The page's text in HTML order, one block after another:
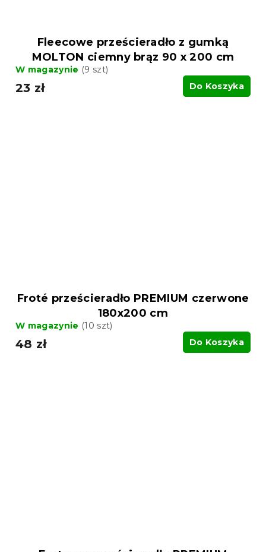
Fleecowe prześcieradło z gumką
MOLTON ciemny brąz 90 x 200 cm
W magazynie (9 szt)
23 zł Do Koszyka
Froté prześcieradło PREMIUM czerwone
180x200 cm
W magazynie (10 szt)
48 zł Do Koszyka